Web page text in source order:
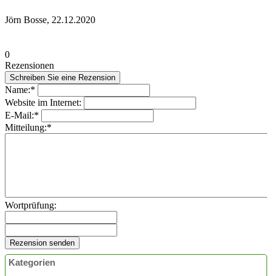
Jörn Bosse, 22.12.2020
0
Rezensionen
Name:*
Website im Internet:
E-Mail:*
Mitteilung:*
Wortprüfung:
Kategorien